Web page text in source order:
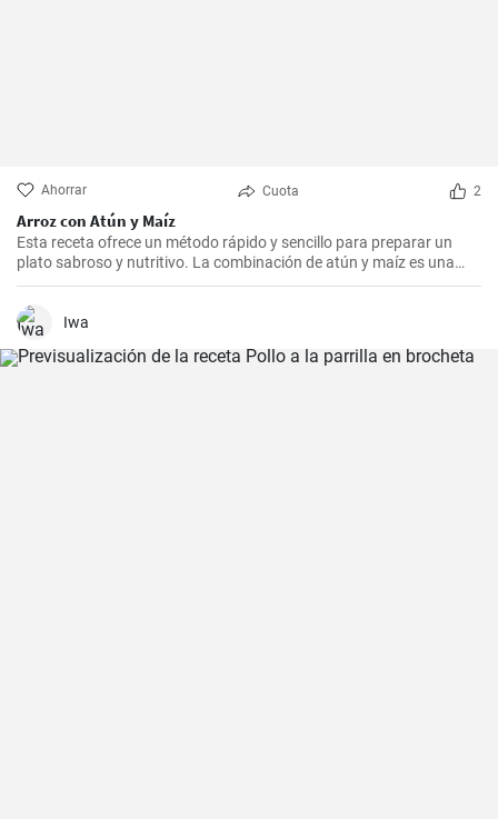
Ahorrar Cuota 2
Arroz con Atún y Maíz
Esta receta ofrece un método rápido y sencillo para preparar un
plato sabroso y nutritivo. La combinación de atún y maíz es una
excelente manera de agregar algo de proteína y color a nuestra
dieta diaria.
Iwa